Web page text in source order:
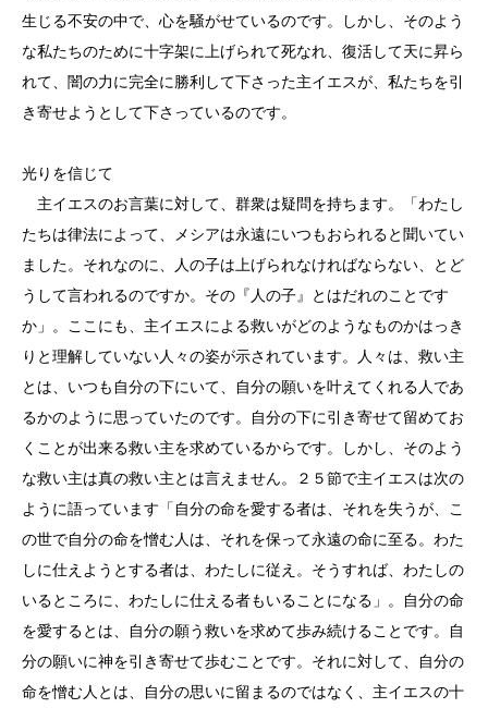
生じる不安の中で、心を騒がせているのです。しかし、そのよう
な私たちのために十字架に上げられて死なれ、復活して天に昇ら
れて、闇の力に完全に勝利して下さった主イエスが、私たちを引
き寄せようとして下さっているのです。
光りを信じて
主イエスのお言葉に対して、群衆は疑問を持ちます。「わたし
たちは律法によって、メシアは永遠にいつもおられると聞いてい
ました。それなのに、人の子は上げられなければならない、とど
うして言われるのですか。その『人の子』とはだれのことです
か」。ここにも、主イエスによる救いがどのようなものかはっき
りと理解していない人々の姿が示されています。人々は、救い主
とは、いつも自分の下にいて、自分の願いを叶えてくれる人であ
るかのように思っていたのです。自分の下に引き寄せて留めてお
くことが出来る救い主を求めているからです。しかし、そのよう
な救い主は真の救い主とは言えません。２５節で主イエスは次の
ように語っています「自分の命を愛する者は、それを失うが、こ
の世で自分の命を憎む人は、それを保って永遠の命に至る。わた
しに仕えようとする者は、わたしに従え。そうすれば、わたしの
いるところに、わたしに仕える者もいることになる」。自分の命
を愛するとは、自分の願う救いを求めて歩み続けることです。自
分の願いに神を引き寄せて歩むことです。それに対して、自分の
命を憎む人とは、自分の思いに留まるのではなく、主イエスの十